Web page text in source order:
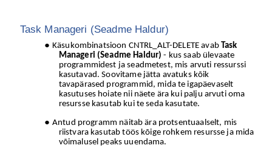
Task Manageri (Seadme Haldur)
Käsukombinatsioon CNTRL_ALT-DELETE avab Task
Manageri (Seadme Haldur)- kus saab ülevaate
programmidest ja seadmetest, mis arvuti ressurssi
kasutavad. Soovitame jätta avatuks kõik
tavapärased programmid, mida te igapäevaselt
kasutuses hoiate nii näete ära kui palju arvuti oma
resursse kasutab kui te seda kasutate.
Antud programm näitab ära protsentuaalselt, mis
riistvara kasutab töös kõige rohkem resursse ja mida
võimalusel peaks uuendama.